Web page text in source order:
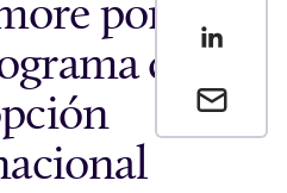
Envia un
pone
de